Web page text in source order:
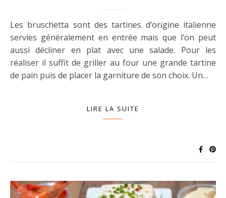
Les bruschetta sont des tartines d’origine italienne
servies généralement en entrée mais que l’on peut
aussi décliner en plat avec une salade. Pour les
réaliser il suffit de griller au four une grande tartine
de pain puis de placer la garniture de son choix. Un…
LIRE LA SUITE